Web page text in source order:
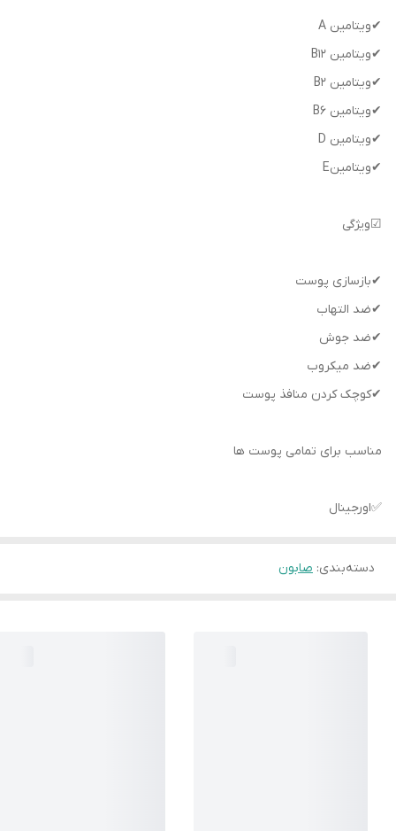
✔ویتامین A
✔ویتامین B12
✔ویتامین B2
✔ویتامین B6
✔ویتامین D
✔ویتامینE
☑ویژگی
✔بازسازی پوست
✔ضد التهاب
✔ضد جوش
✔ضد میکروب
✔کوچک کردن منافذ پوست
مناسب برای تمامی پوست ها
✅اورجینال
دسته‌بندی: صابون